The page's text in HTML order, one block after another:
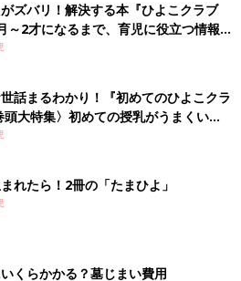
ト
ズバリ！解決する本『ひよこクラブ
2才になるまで、育児に役立つ情報が
話まるわかり！『初めてのひよこクラ
頭大特集〉初めての授乳がうまくい
ミルクの基本と夏のトラブル 解決テ
れたら！2冊の「たまひよ」
くらかかる？墓じまい費用